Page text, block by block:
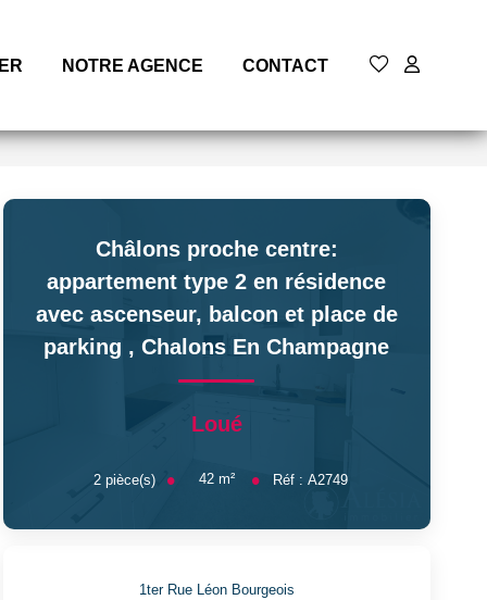
NOTRE AGENCE CONTACT
Châlons proche centre:
appartement type 2 en résidence
avec ascenseur, balcon et place de
parking ,Chalons En Champagne
Loué
2pièce(s) 42m² Réf :A2749
1ter Rue Léon Bourgeois